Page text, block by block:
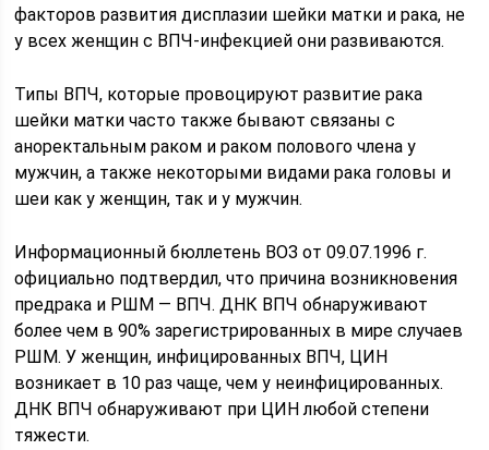
факторов развития дисплазии шейки матки и рака, не
у всех женщин с ВПЧ-инфекцией они развиваются.
Типы ВПЧ, которые провоцируют развитие рака
шейки матки часто также бывают связаны с
аноректальным раком и раком полового члена у
мужчин, а также некоторыми видами рака головы и
шеи как у женщин, так и у мужчин.
Информационный бюллетень ВОЗ от 09.07.1996 г.
официально подтвердил, что причина возникновения
предрака и РШМ — ВПЧ. ДНК ВПЧ обнаруживают
более чем в 90% зарегистрированных в мире случаев
РШМ. У женщин, инфицированных ВПЧ, ЦИН
возникает в 10 раз чаще, чем у неинфицированных.
ДНК ВПЧ обнаруживают при ЦИН любой степени
тяжести.